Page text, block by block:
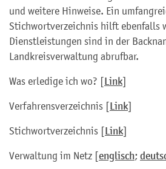
und weitere Hinweise. Ein
Stichwortverzeichnis hilft ebenfalls
Dienstleistungen sind in der
Landkreisverwaltung abrufbar.
Was erledige ich wo? [Link]
Verfahrensverzeichnis [Link]
Stichwortverzeichnis [Link]
Verwaltung im Netz [englisch;